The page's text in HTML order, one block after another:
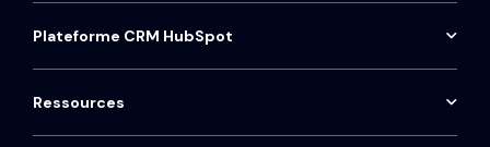
Maintenance CRM
Contact
Audit HubSpot
Onboarding HubSpot
Consulting HubSpot
Plateforme CRM HubSpot
HubSpot Marketing Hub
HubSpot Service Hub
Ressources